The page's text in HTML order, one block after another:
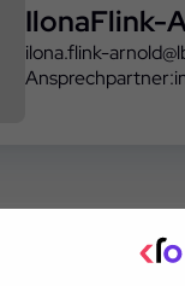
IlonaFlink-
ilona.flink-